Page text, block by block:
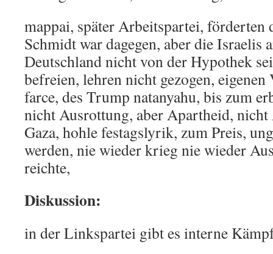
mappai, später Arbeitspartei,
Schmidt war dagegen, aber die Israelis
Deutschland nicht von der Hypothek
befreien, lehren nicht gezogen,
farce, des Trump natanyahu, bis zum
nicht Ausrottung, aber Apartheid, nicht
Gaza, hohle festagslyrik, zum Preis,
werden, nie wieder krieg nie wieder
reichte,
Diskussion:
in der Linkspartei gibt es interne